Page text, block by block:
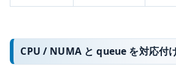
CPU / NUMA と queue を対応付